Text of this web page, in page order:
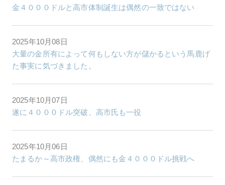
金４０００ドルと高市体制誕生は偶然の一致ではない
2025年10月08日
大量の金所有によって何もしない方が儲かるという馬鹿げ
た事実に気づきました。
2025年10月07日
遂に４０００ドル突破、高市氏も一役
2025年10月06日
たまるか～高市政権、偶然にも金４０００ドル挑戦へ